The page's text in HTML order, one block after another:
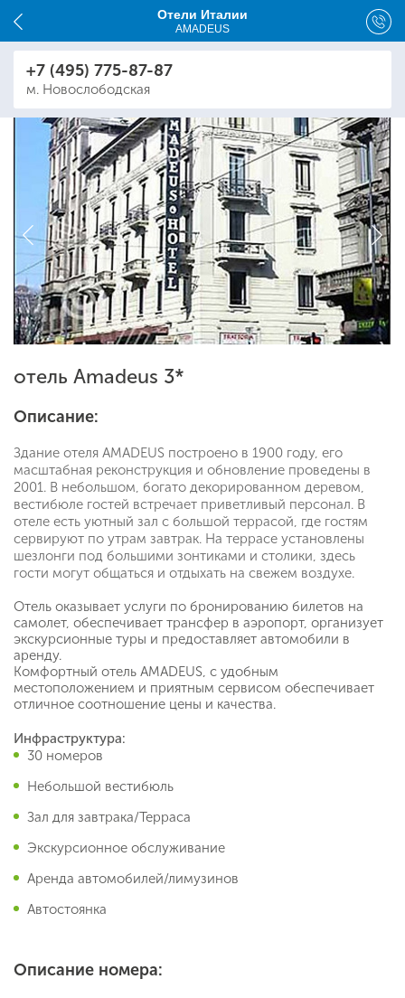
Отели Италии
AMADEUS
+7 (495) 775-87-87
м. Новослободская
отель Amadeus 3*
Описание:
Здание отеля AMADEUS построено в 1900 году, его
масштабная реконструкция и обновление проведены в
2001. В небольшом, богато декорированном деревом,
вестибюле гостей встречает приветливый персонал. В
отеле есть уютный зал с большой террасой, где гостям
сервируют по утрам завтрак. На террасе установлены
шезлонги под большими зонтиками и столики, здесь
гости могут общаться и отдыхать на свежем воздухе.
Отель оказывает услуги по бронированию билетов на
самолет, обеспечивает трансфер в аэропорт, организует
экскурсионные туры и предоставляет автомобили в
аренду.
Комфортный отель AMADEUS, с удобным
местоположением и приятным сервисом обеспечивает
отличное соотношение цены и качества.
Инфраструктура:
30 номеров
Небольшой вестибюль
Зал для завтрака/Терраса
Экскурсионное обслуживание
Аренда автомобилей/лимузинов
Автостоянка
Описание номера: